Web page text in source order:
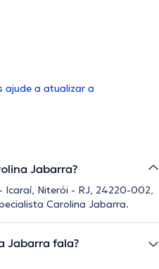
ajude a atualizar a
Jabarra?
Icaraí, Niterói - RJ, 24220-002,
Carolina Jabarra.
Jabarra fala?